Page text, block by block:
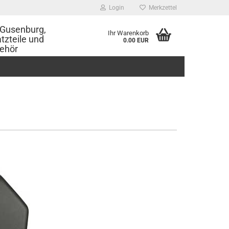
Login Merkzettel
und
Ihr Warenkorb
0.00 EUR